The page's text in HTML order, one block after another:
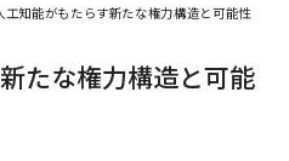
工知能がもたらす新たな権力構造と可能性
たな権力構造と可能